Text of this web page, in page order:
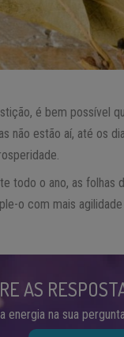
é bem possível
não estão aí, até os
todo o ano, as folhas
o com mais
AS
energia na sua